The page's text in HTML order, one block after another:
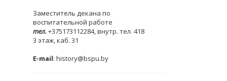
Заместитель декана по
воспитательной работе
тел.+375173112284, внутр. тел. 418
3 этаж, каб. 31
E-mail: history@bspu.by